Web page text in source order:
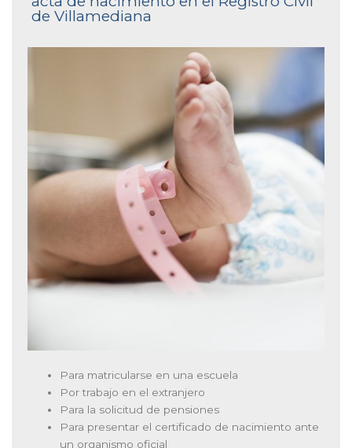
de Villamediana
Para matricularse en una escuela
Por trabajo en el extranjero
Para la solicitud de pensiones
Para presentar el certificado de nacimiento ante
un organismo oficial